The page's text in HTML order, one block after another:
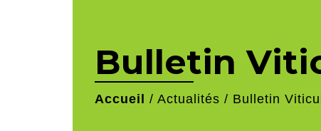
Bulletin
Accueil / Actualités / Bulletin